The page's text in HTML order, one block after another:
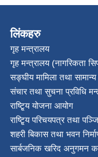
लिंकहरु
गृह मन्त्रालय
गृह मन्त्रालय (नागरिकता
सङ्घीय मामिला तथा
संचार तथा सुचना प्रविधि
राष्टि्ृय योजना आयोग
राष्टि्ृय परिचयपत्र तथा
शहरी बिकास तथा भवन
सार्बजनिक खरिद अनुगमन